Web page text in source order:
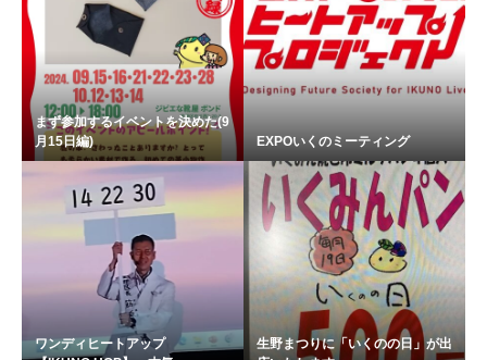
まず参加するイベントを決めた(9
月15日編)
EXPOいくのミーティング
ワンディヒートアップ
生野まつりに「いくのの日」が出